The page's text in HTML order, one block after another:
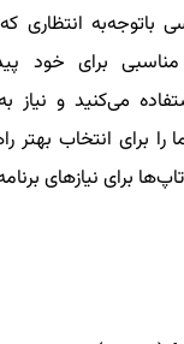
باتوجه‌به انتظاری
برای خود
می‌کنید و
را برای انتخاب بهتر
برای نیازهای